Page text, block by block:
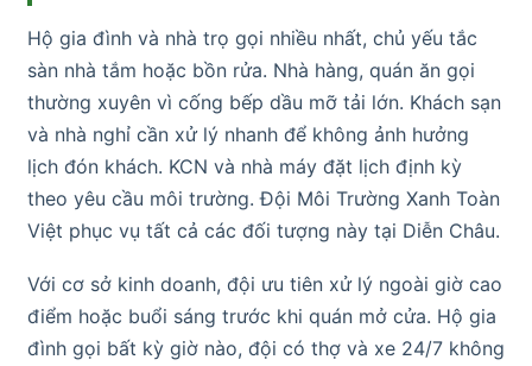
Hộ gia đình và nhà trọ gọi nhiều nhất, chủ yếu tắc
sàn nhà tắm hoặc bồn rửa. Nhà hàng, quán ăn gọi
thường xuyên vì cống bếp dầu mỡ tải lớn. Khách sạn
và nhà nghỉ cần xử lý nhanh để không ảnh hưởng
lịch đón khách. KCN và nhà máy đặt lịch định kỳ
theo yêu cầu môi trường. Đội Môi Trường Xanh Toàn
Việt phục vụ tất cả các đối tượng này tại Diễn Châu.
Với cơ sở kinh doanh, đội ưu tiên xử lý ngoài giờ cao
điểm hoặc buổi sáng trước khi quán mở cửa. Hộ gia
đình gọi bất kỳ giờ nào, đội có thợ và xe 24/7 không